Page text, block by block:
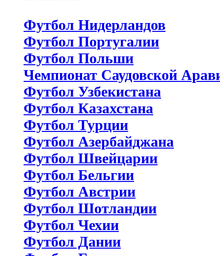
Футбол Нидерландов
Футбол Португалии
Футбол Польши
Чемпионат Саудовской
Футбол Узбекистана
Футбол Казахстана
Футбол Турции
Футбол Азербайджана
Футбол Швейцарии
Футбол Бельгии
Футбол Австрии
Футбол Шотландии
Футбол Чехии
Футбол Дании